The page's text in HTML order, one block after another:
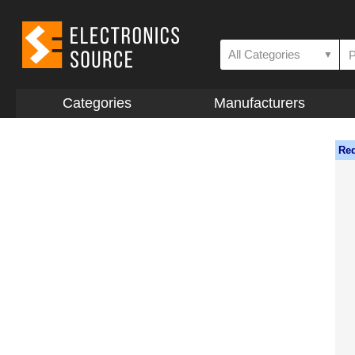
All Categories ▼
Categories Manufacturers